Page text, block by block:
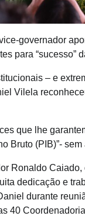
governador
para “sucesso”
– e
Vilela
que lhe
Bruto (PIB)”-
Ronaldo
dedicação e
durante
40